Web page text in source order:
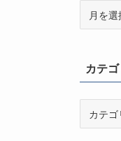
ブカテ